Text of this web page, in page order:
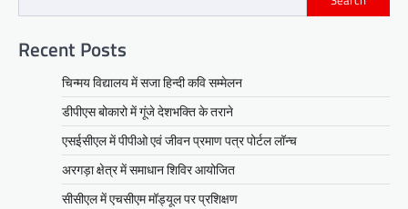
Recent Posts
चिन्मय विद्यालय में सजा हिन्दी कवि सम्मेलन
डीपीएस बोकारो में गूंजे देशभक्ति के तराने
एसईसीएल में पीपीओ एवं जीवन प्रमाण पत्र पोर्टल लॉन्च
अरगड़ा क्षेत्र में समाधान शिविर आयोजित
सीसीएल में एचसीएम मॉड्यूल पर प्रशिक्षण